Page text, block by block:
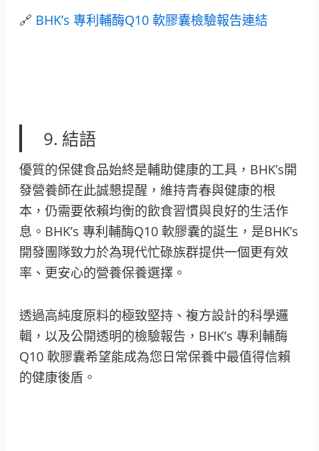
🔗 BHK’s 專利輔酶Q10 軟膠囊檢驗報告連結
9. 結語
優質的保健食品始終是輔助健康的工具，BHK’s開
發營養師在此誠懇提醒，維持青春與健康的根
本，仍需要依賴均衡的飲食習慣與良好的生活作
息。BHK’s 專利輔酶Q10 軟膠囊的誕生，是BHK’s
開發團隊致力於為現代忙碌族群提供一個更有效
率、更安心的營養保養選擇。
透過高純度原料的極致堅持、複方設計的科學邏
輯，以及公開透明的檢驗報告，BHK’s 專利輔酶
Q10 軟膠囊希望能成為您日常保養中最值得信賴
的健康後盾。